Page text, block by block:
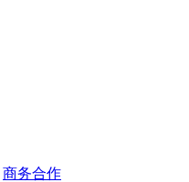
商务合作